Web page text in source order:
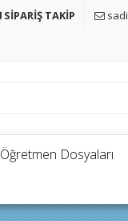
SİPARİŞ TAKİP
Öğretmen Dosyaları